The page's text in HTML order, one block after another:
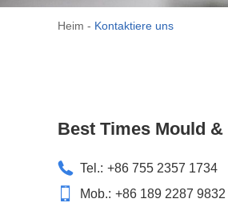
Heim - Kontaktiere uns
Best Times Mould
Tel.: +86 755 2357 1734
Mob.: +86 189 2287 9832